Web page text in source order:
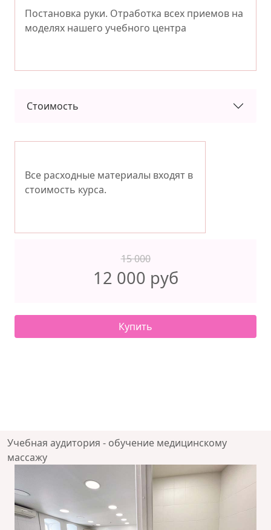
Постановка руки. Отработка всех приемов на
моделях нашего учебного центра
Стоимость
Все расходные материалы входят в
стоимость курса.
15 000
12 000 руб
Купить
Учебная аудитория - обучение медицинскому
массажу